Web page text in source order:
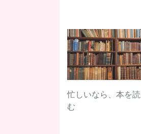
忙しいなら、本を読
む